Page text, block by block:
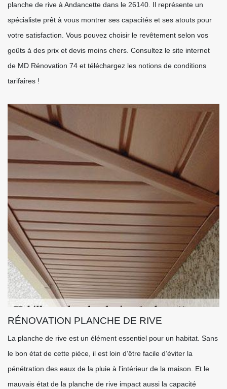
planche de rive à Andancette dans le 26140. Il représente un
spécialiste prêt à vous montrer ses capacités et ses atouts pour
votre satisfaction. Vous pouvez choisir le revêtement selon vos
goûts à des prix et devis moins chers. Consultez le site internet
de MD Rénovation 74 et téléchargez les notions de conditions
tarifaires !
RÉNOVATION PLANCHE DE RIVE
La planche de rive est un élément essentiel pour un habitat. Sans
le bon état de cette pièce, il est loin d’être facile d’éviter la
pénétration des eaux de la pluie à l’intérieur de la maison. Et le
mauvais état de la planche de rive impact aussi la capacité